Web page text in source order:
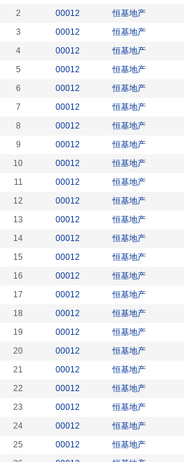
2
00012 恒基地产
3
00012 恒基地产
4
00012 恒基地产
5
00012 恒基地产
6
00012 恒基地产
7
00012 恒基地产
8
00012 恒基地产
9
00012 恒基地产
10
00012 恒基地产
11
00012 恒基地产
12
00012 恒基地产
13
00012 恒基地产
14
00012 恒基地产
15
00012 恒基地产
16
00012 恒基地产
17
00012 恒基地产
18
00012 恒基地产
19
00012 恒基地产
20
00012 恒基地产
21
00012 恒基地产
22
00012 恒基地产
23
00012 恒基地产
24
00012 恒基地产
25
00012 恒基地产